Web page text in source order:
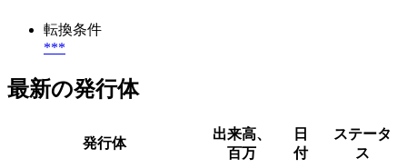
転換条件
***
最新の発行体
発行体
出来高、
百万
日
付
ステータ
ス